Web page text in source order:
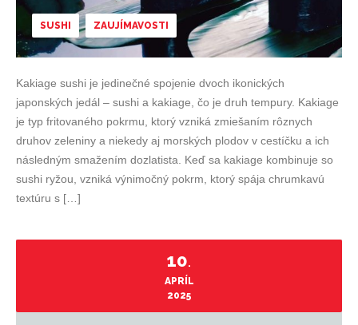
SUSHI ZAUJÍMAVOSTI
Kakiage sushi je jedinečné spojenie dvoch ikonických
japonských jedál – sushi a kakiage, čo je druh tempury. Kakiage
je typ fritovaného pokrmu, ktorý vzniká zmiešaním rôznych
druhov zeleniny a niekedy aj morských plodov v cestíčku a ich
následným smažením dozlatista. Keď sa kakiage kombinuje so
sushi ryžou, vzniká výnimočný pokrm, ktorý spája chrumkavú
textúru s […]
10.
APRÍL
2025